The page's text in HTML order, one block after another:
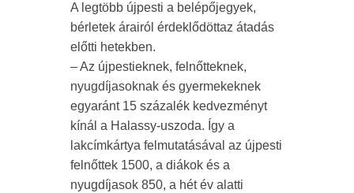
A legtöbb újpesti a belépőjegyek,
bérletek árairól érdeklődöttaz átadás
előtti hetekben.
– Az újpestieknek, felnőtteknek,
nyugdíjasoknak és gyermekeknek
egyaránt 15 százalék kedvezményt
kínál a Halassy-uszoda. Így a
lakcímkártya felmutatásával az újpesti
felnőttek 1500, a diákok és a
nyugdíjasok 850, a hét év alatti